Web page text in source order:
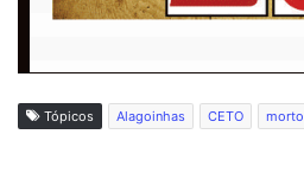
Tópicos Alagoinhas CETO morto